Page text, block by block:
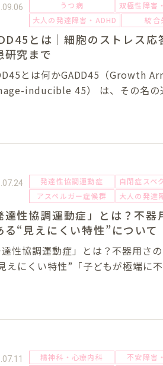
うつ病
双極性障害
大人の発達障害・ADHD
統合
とは｜細胞のストレス応
研究まで
とは何かGADD45（Growth
inducible 45） は、その名の
停止」や「DNA損傷応答」に関与
発達性協調運動症
自閉症スペ
アスペルガー症候群
大人の発達
達性協調運動症」とは？不器
る“見えにくい特性”について
達性協調運動症」とは？不器用さ
えにくい特性”「子どもが極端に
すれば治るのだろうか」「職場で
精神科・心療内科
不安障害